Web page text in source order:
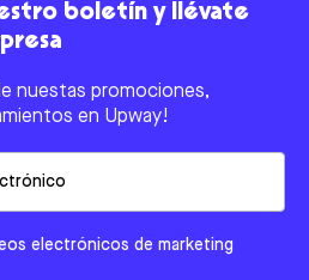
boletín y llévate
nuestas promociones,
en Upway!
electrónicos de marketing